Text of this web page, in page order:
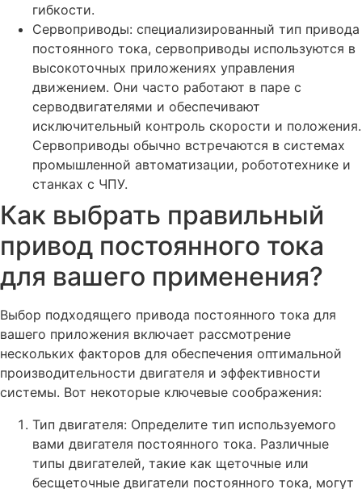
гибкости.
Сервоприводы: специализированный тип привода
постоянного тока, сервоприводы используются в
высокоточных приложениях управления
движением. Они часто работают в паре с
серводвигателями и обеспечивают
исключительный контроль скорости и положения.
Сервоприводы обычно встречаются в системах
промышленной автоматизации, робототехнике и
станках с ЧПУ.
Как выбрать правильный
привод постоянного тока
для вашего применения?
Выбор подходящего привода постоянного тока для
вашего приложения включает рассмотрение
нескольких факторов для обеспечения оптимальной
производительности двигателя и эффективности
системы. Вот некоторые ключевые соображения:
Тип двигателя: Определите тип используемого
вами двигателя постоянного тока. Различные
типы двигателей, такие как щеточные или
бесщеточные двигатели постоянного тока, могут